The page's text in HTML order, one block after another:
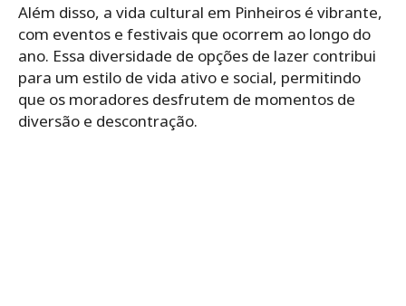
Além disso, a vida cultural em Pinheiros é vibrante,
com eventos e festivais que ocorrem ao longo do
ano. Essa diversidade de opções de lazer contribui
para um estilo de vida ativo e social, permitindo
que os moradores desfrutem de momentos de
diversão e descontração.